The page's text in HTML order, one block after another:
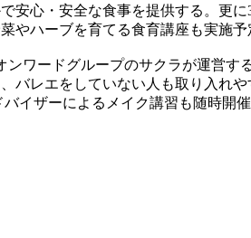
安心・安全な食事を提供する。更
やハーブを育てる食育講座も実施
ワードグループのサクラが運営
バレエをしていない人も取り入れ
イザーによるメイク講習も随時開催